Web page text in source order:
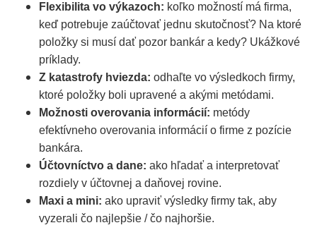
Flexibilita vo výkazoch: koľko možností má firma,
keď potrebuje zaúčtovať jednu skutočnosť? Na ktoré
položky si musí dať pozor bankár a kedy? Ukážkové
príklady.
Z katastrofy hviezda: odhaľte vo výsledkoch firmy,
ktoré položky boli upravené a akými metódami.
Možnosti overovania informácií: metódy
efektívneho overovania informácií o firme z pozície
bankára.
Účtovníctvo a dane: ako hľadať a interpretovať
rozdiely v účtovnej a daňovej rovine.
Maxi a mini: ako upraviť výsledky firmy tak, aby
vyzerali čo najlepšie / čo najhoršie.